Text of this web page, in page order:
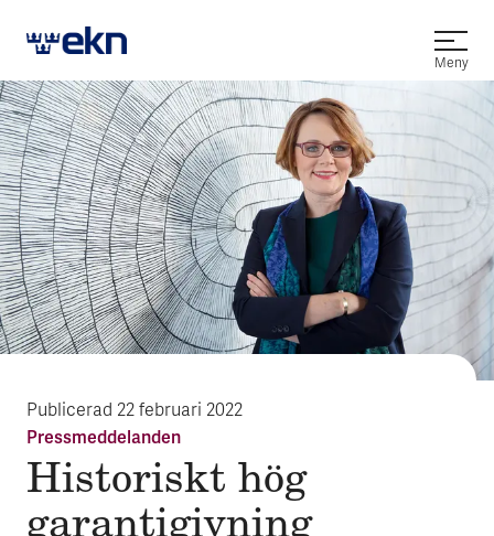
Öppna
Meny
Publicerad 22 februari 2022
Pressmeddelanden
Histo­riskt hög
garanti­givning